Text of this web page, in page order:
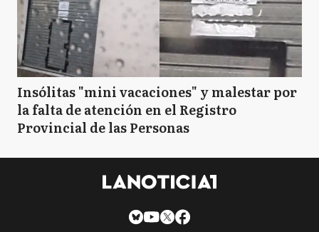
Insólitas "mini vacaciones" y malestar por
la falta de atención en el Registro
Provincial de las Personas